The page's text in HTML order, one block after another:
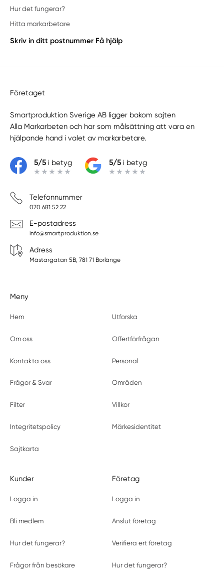
Hur det fungerar?
Hitta markarbetare
Skriv in ditt postnummer Få hjälp
Företaget
Smartproduktion Sverige AB ligger bakom sajten
Alla Markarbeten och har som målsättning att vara en
hjälpande hand i valet av markarbetare.
5/5i betyg 5/5i betyg
Telefonnummer
070 681 52 22
E-postadress
info@smartproduktion.se
Adress
Mästargatan 5B, 781 71 Borlänge
Meny
Hem Utforska
Om oss Offertförfrågan
Kontakta oss Personal
Frågor & Svar Områden
Filter Villkor
Integritetspolicy Märkesidentitet
Sajtkarta
Kunder
Logga in
Bli medlem
Hur det fungerar?
Frågor från besökare
Företag
Logga in
Anslut företag
Verifiera ert företag
Hur det fungerar?